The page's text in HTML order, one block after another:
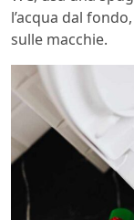
l’acqua dal
sulle macchie.